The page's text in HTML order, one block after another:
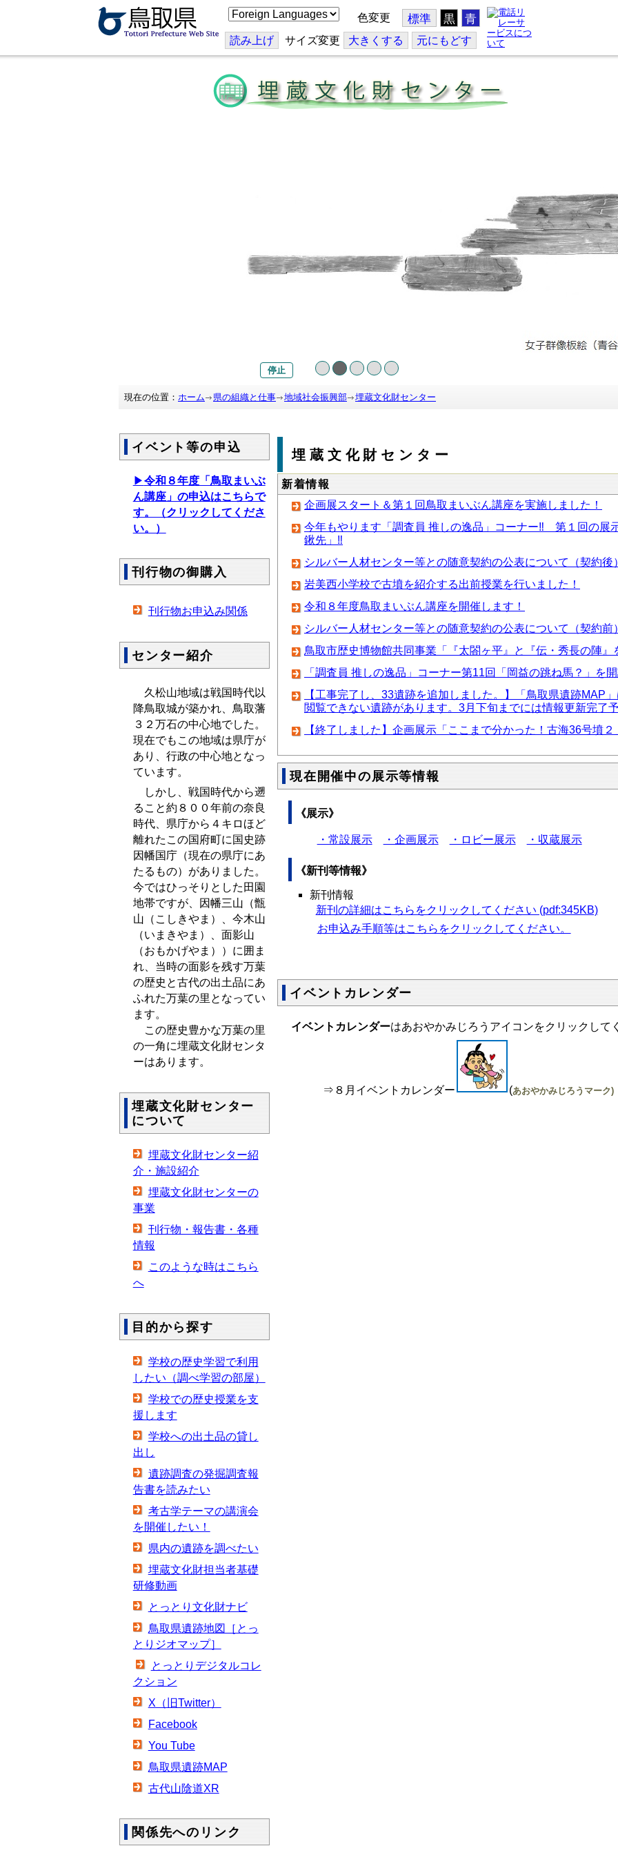
こ
の
ジ
を
訳
す
る
色変更 標準 黒 青
読み上げ サイズ変更 大きくする 元にもどす
停止
現在の位置： ホーム 県の組織と仕事 地域社会振興部 埋蔵文化財センター
イベント等の申込
▶令和８年度「鳥取まいぶ
ん講座」の申込はこちらで
す。（クリックしてくださ
い。）
刊行物の御購入
刊行物お申込み関係
センター紹介
久松山地域は戦国時代以
降鳥取城が築かれ、鳥取藩
３２万石の中心地でした。
現在でもこの地域は県庁が
あり、行政の中心地となっ
ています。
しかし、戦国時代から遡
ること約８００年前の奈良
時代、県庁から４キロほど
離れたこの国府町に国史跡
因幡国庁（現在の県庁にあ
たるもの）がありました。
今ではひっそりとした田園
地帯ですが、因幡三山（甑
山（こしきやま）、今木山
（いまきやま）、面影山
（おもかげやま））に囲ま
れ、当時の面影を残す万葉
の歴史と古代の出土品にあ
ふれた万葉の里となってい
ます。
この歴史豊かな万葉の里
の一角に埋蔵文化財センタ
ーはあります。
埋蔵文化財センター
について
埋蔵文化財センター紹
介・施設紹介
埋蔵文化財センターの
事業
刊行物・報告書・各種
情報
このような時はこちら
へ
目的から探す
学校の歴史学習で利用
したい（調べ学習の部屋）
学校での歴史授業を支
援します
学校への出土品の貸し
出し
遺跡調査の発掘調査報
告書を読みたい
考古学テーマの講演会
を開催したい！
県内の遺跡を調べたい
埋蔵文化財担当者基礎
研修動画
とっとり文化財ナビ
鳥取県遺跡地図［とっ
とりジオマップ］
とっとりデジタルコレ
クション
X（旧Twitter）
Facebook
You Tube
鳥取県遺跡MAP
古代山陰道XR
関係先へのリンク
埋蔵文化財センター
新着情報
企画展スタート＆第１回鳥取まいぶん講座を実施しました！
今年もやります「調査員 推しの逸品」コーナー‼ 第１回の
鍬先」‼
シルバー人材センター等との随意契約の公表について（契約後）
岩美西小学校で古墳を紹介する出前授業を行いました！
令和８年度鳥取まいぶん講座を開催します！
シルバー人材センター等との随意契約の公表について（契約前）
鳥取市歴史博物館共同事業「『太閤ヶ平』と『伝・秀長の陣』
「調査員 推しの逸品」コーナー第11回「岡益の跳ね馬？」を開
【工事完了し、33遺跡を追加しました。】「鳥取県遺跡MAP
閲覧できない遺跡があります。3月下旬までには情報更新完了予
【終了しました】企画展示「ここまで分かった！古海36号墳２
現在開催中の展示等情報
《展示》
・常設展示 ・企画展示 ・ロビー展示 ・収蔵展示
《新刊等情報》
新刊情報
新刊の詳細はこちらをクリックしてください (pdf:345KB)
お申込み手順等はこちらをクリックしてください。
イベントカレンダー
イベントカレンダーはあおやかみじろうアイコンをクリックして
⇒８月イベントカレンダー (あおやかみじろうマーク)